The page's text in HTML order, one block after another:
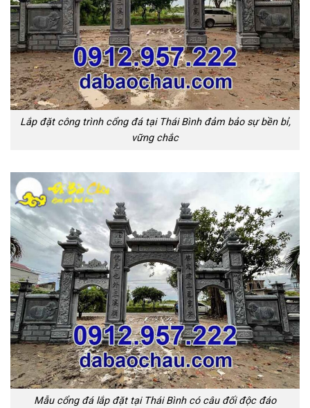
Lắp đặt công trình cổng đá tại Thái Bình đảm bảo sự bền bỉ,
vững chắc
Mẫu cổng đá lắp đặt tại Thái Bình có câu đối độc đáo